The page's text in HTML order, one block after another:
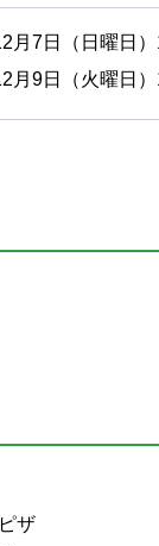
月7日（日曜日
月9日（火曜日
ザ